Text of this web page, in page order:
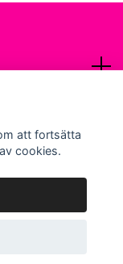
att fortsätta
cookies.